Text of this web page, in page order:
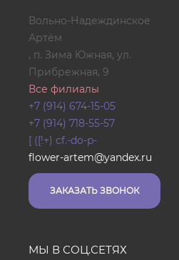
Артём
Вольно-Надеждинское
, п. Зима Южная, ул.
Прибрежная, 9
Все филиалы
+7 (914) 674-15-05
+7 (914) 718-55-57
[ ([!+) cf.-do-p-
flower-artem@yandex.ru
ЗАКАЗАТЬ ЗВОНОК
МЫ В СОЦ.СЕТЯХ